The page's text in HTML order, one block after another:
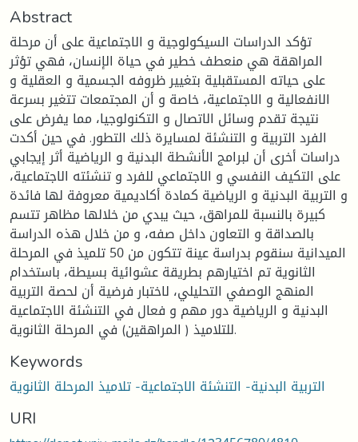
Abstract
تؤكد الدراسات السيكولوجية و الاجتماعية على أن مرحلة
المراهقة هي منعطف خطير في حياة الإنسان، فهي تؤثر
على حياته المستقبلية بتغيير ظروفه الجسمية و العقلية و
الانفعالية و الاجتماعية، خاصة و أن المجتمعات تتغير بسرعة
نتيجة تقدم وسائل الاتصال و التكنولوجيا، مما يفرض على
الفرد التربية و التنشئة لمسايرة ذلك التطور. في حين أكدت
دراسات أخرى أن لبرامج الأنشطة البدنية و الرياضية أثر إيجابي
على التكيف النفسي و الاجتماعي للفرد و تنشئته الاجتماعية،
و التربية البدنية و الرياضية كمادة أكاديمية معروفة لها فائدة
كبيرة بالنسبة للمراهق، حيث يبدي من خلالها مظاهر تتسم
بالصداقة و التعاون داخل صفه، و من خلال هذه الدراسة
الميدانية سنقوم بدراسة عينة تتكون من 50 تلميذ في المرحلة
الثانوية تم اختيارهم بطريقة عشوائية بسيطة، باستخدام
المنهج الوصفي التحليلي، لاختبار فرضية أن لحصة التربية
البدنية و الرياضية دور مهم و فعال في التنشئة الاجتماعية
للتلاميذ ( المراهقين) في المرحلة الثانوية.
Keywords
التربية البدنية- التنشئة الاجتماعية- تلاميذ المرحلة الثانوية
URI